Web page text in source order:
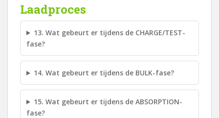
Laadproces
13. Wat gebeurt er tijdens de CHARGE/TEST-
fase?
14. Wat gebeurt er tijdens de BULK-fase?
15. Wat gebeurt er tijdens de ABSORPTION-
fase?